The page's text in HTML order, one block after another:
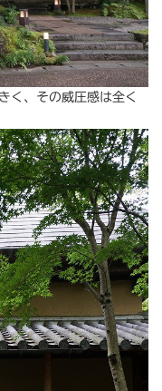
く、その威圧感は全く